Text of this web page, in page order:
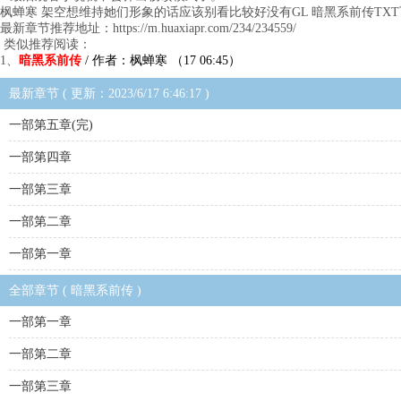
枫蝉寒 架空想维持她们形象的话应该别看比较好没有GL 暗黑系前传
最新章节推荐地址：https://m.huaxiapr.com/234/234559/
类似推荐阅读：
1、 暗黑系前传 / 作者：枫蝉寒 （17 06:45）
最新章节 ( 更新：2023/6/17 6:46:17 )
一部第五章(完)
一部第四章
一部第三章
一部第二章
一部第一章
全部章节 ( 暗黑系前传 )
一部第一章
一部第二章
一部第三章